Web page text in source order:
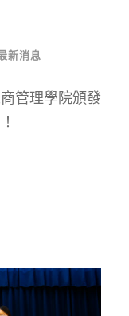
新消息
管理學院頒發